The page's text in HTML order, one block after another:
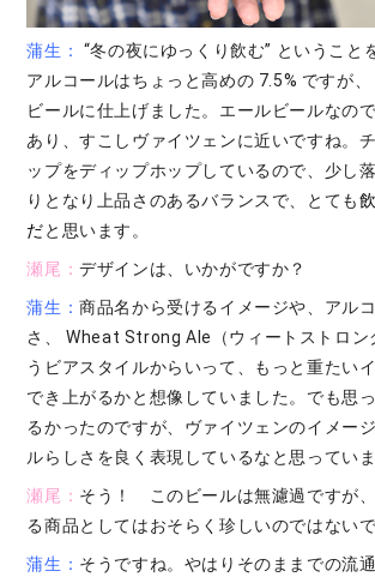
蒲生： “冬の夜にゆっくり飲む” ということ
アルコールはちょっと高めの 7.5% ですが
ビールに仕上げました。エールビールなの
あり、すこしヴァイツェンに近いですね。
ップをディップホップしているので、少し
りとなり上品さのあるバランスで、とても
だと思います。
瀬尾：デザインは、いかがですか？
蒲生：商品名から受けるイメージや、アル
さ、 Wheat Strong Ale（ウィートストロン
うビアスタイルからいって、もっと重たい
でき上がるかと想像していました。でも思
るかったのですが、ヴァイツェンのイメー
ルらしさを良く表現しているなと思っていま
瀬尾： そう！ このビールは無濾過ですが
る商品としてはおそらく珍しいのではない
蒲生： そうですね。やはりそのままでの流